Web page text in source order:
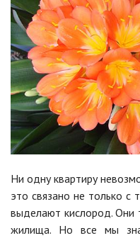
Ни одну квартиру
это связано не только с
выделают кислород. Они
жилища. Но все мы